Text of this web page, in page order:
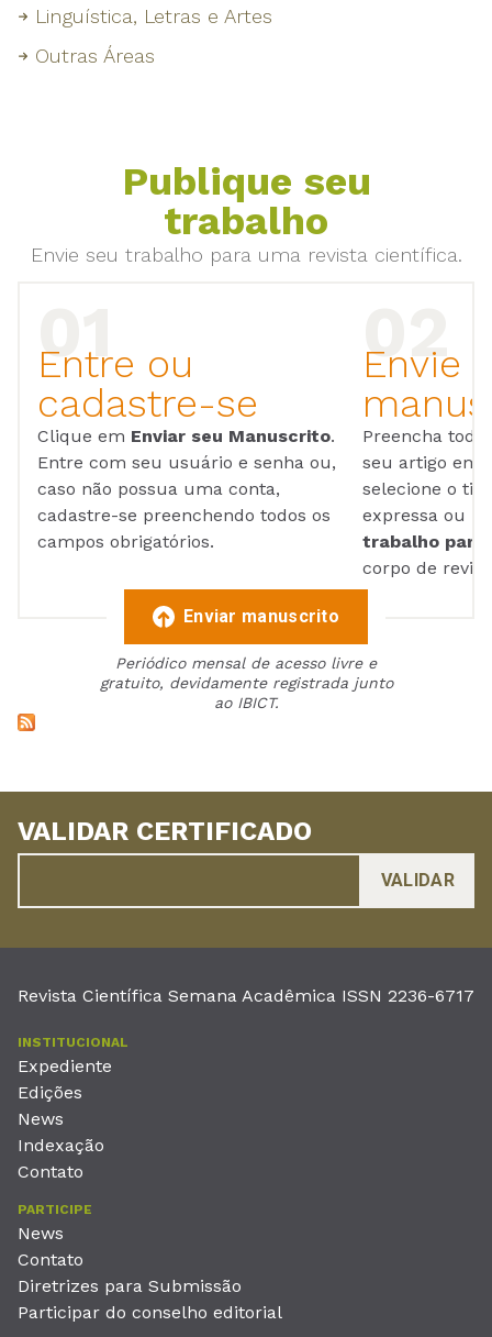
Linguística, Letras e Artes
Outras Áreas
Publique seu
trabalho
Envie seu trabalho para uma revista científica.
Entre ou
cadastre-se
Clique em Enviar seu Manuscrito.
Entre com seu usuário e senha ou,
caso não possua uma conta,
cadastre-se preenchendo todos os
campos obrigatórios.
Envie
Preencha
seu artigo em
selecione o
expressa ou
trabalho para
corpo de
Enviar manuscrito
Periódico mensal de acesso livre e
gratuito, devidamente registrada junto
ao IBICT.
VALIDAR CERTIFICADO
Revista Científica Semana Acadêmica ISSN 2236-6717
INSTITUCIONAL
Expediente
Edições
News
Indexação
Contato
PARTICIPE
News
Contato
Diretrizes para Submissão
Participar do conselho editorial